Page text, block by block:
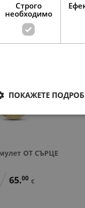
ОТ СЪРЦЕ
65.00 €
Строго
необходимо
ПОКАЖЕТЕ